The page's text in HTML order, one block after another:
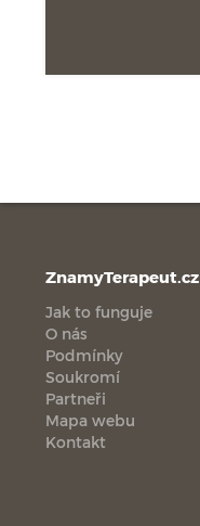
ZnamyTerapeut.cz
Jak to funguje
O nás
Podmínky
Soukromí
Partneři
Mapa webu
Kontakt